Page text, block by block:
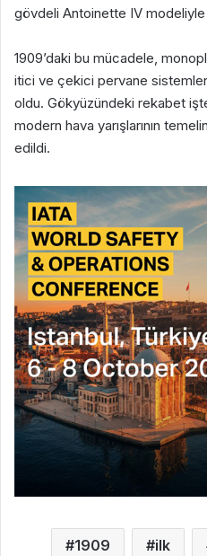
gövdeli Antoinette IV modeliyle
1909’daki bu mücadele,
itici ve çekici pervane
oldu. Gökyüzündeki rekabet
modern hava yarışlarının
edildi.
1909 ilk